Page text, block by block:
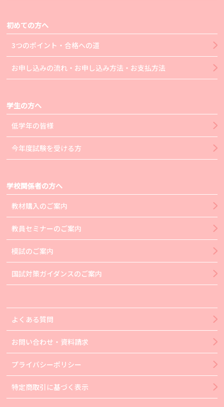
初めての方へ
3つのポイント・合格への道
お申し込みの流れ・お申し込み方法・お支払方法
学生の方へ
低学年の皆様
今年度試験を受ける方
学校関係者の方へ
教材購入のご案内
教員セミナーのご案内
模試のご案内
国試対策ガイダンスのご案内
よくある質問
お問い合わせ・資料請求
プライバシーポリシー
特定商取引に基づく表示